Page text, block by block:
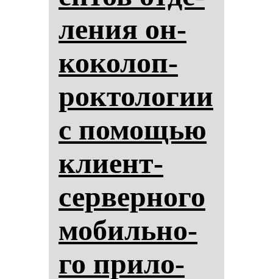
ле­ния он­
ко­ко­лоп­
рок­то­ло­гии
с по­мощью
кли­ент-
сер­вер­но­го
мо­биль­но­
го при­ло­